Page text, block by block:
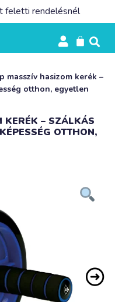
feletti rendelésnél
masszív hasizom kerék –
otthon, egyetlen
KERÉK – SZÁLKÁS
OTTHON,